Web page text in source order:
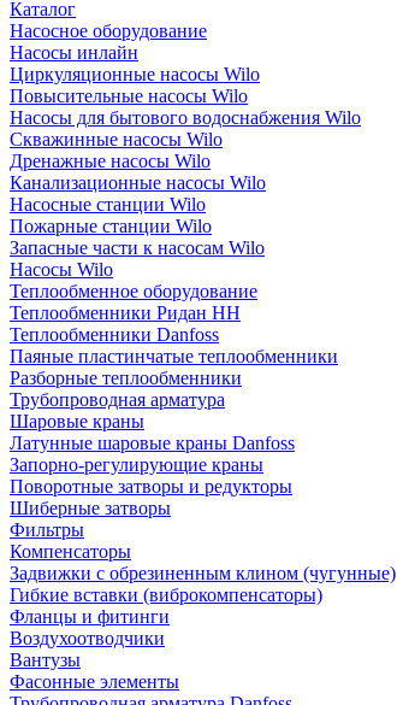
Каталог
Насосное оборудование
Насосы инлайн
Циркуляционные насосы Wilo
Повысительные насосы Wilo
Насосы для бытового водоснабжения Wilo
Скважинные насосы Wilo
Дренажные насосы Wilo
Канализационные насосы Wilo
Насосные станции Wilo
Пожарные станции Wilo
Запасные части к насосам Wilo
Насосы Wilo
Теплообменное оборудование
Теплообменники Ридан НН
Теплообменники Danfoss
Паяные пластинчатые теплообменники
Разборные теплообменники
Трубопроводная арматура
Шаровые краны
Латунные шаровые краны Danfoss
Запорно-регулирующие краны
Поворотные затворы и редукторы
Шиберные затворы
Фильтры
Компенсаторы
Задвижки с обрезиненным клином (чугунные)
Гибкие вставки (виброкомпенсаторы)
Фланцы и фитинги
Воздухоотводчики
Вантузы
Фасонные элементы